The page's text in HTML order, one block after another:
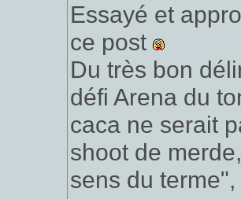
J'aurais pu
qui m'a fait
père (et parce
associés à
est un petit
Je l'ai fait en
on avait passer
Essayé et
ce post
Du très bon
défi Arena du
caca ne serait
shoot de
sens du